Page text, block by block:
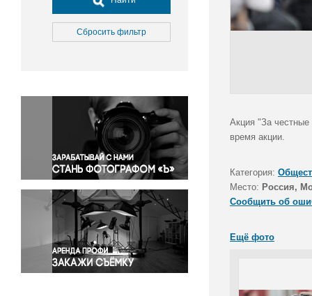
Культура
Медицина
Окружающая среда
Политика
Правосудие
Происшествия и конфликты
Религия
Светская жизнь
Спорт
Экология
Экономика и бизнес
Сбросить фильтр
Акция "За честные
время акции.
Категория:
Место: Россия,
Сообщить об
Ещё фото